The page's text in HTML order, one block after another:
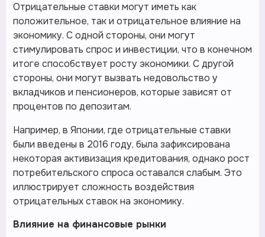
Отрицательные ставки могут иметь как
положительное, так и отрицательное влияние на
экономику. С одной стороны, они могут
стимулировать спрос и инвестиции, что в конечном
итоге способствует росту экономики. С другой
стороны, они могут вызвать недовольство у
вкладчиков и пенсионеров, которые зависят от
процентов по депозитам.
Например, в Японии, где отрицательные ставки
были введены в 2016 году, была зафиксирована
некоторая активизация кредитования, однако рост
потребительского спроса оставался слабым. Это
иллюстрирует сложность воздействия
отрицательных ставок на экономику.
Влияние на финансовые рынки